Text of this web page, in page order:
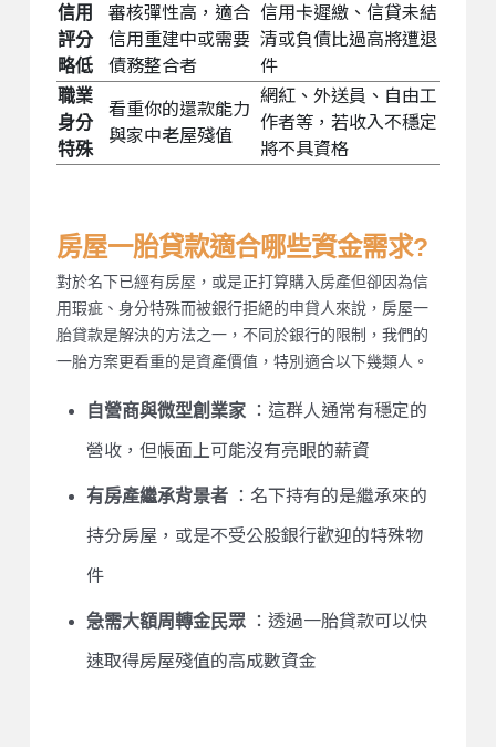
信用
評分
略低
審核彈性高，適合
信用重建中或需要
債務整合者
信用卡遲繳、信貸未結
清或負債比過高將遭退
件
職業
身分
特殊
看重你的還款能力
與家中老屋殘值
網紅、外送員、自由工
作者等，若收入不穩定
將不具資格
房屋一胎貸款適合哪些資金需求?
對於名下已經有房屋，或是正打算購入房產但卻因為信
用瑕疵、身分特殊而被銀行拒絕的申貸人來說，房屋一
胎貸款是解決的方法之一，不同於銀行的限制，我們的
一胎方案更看重的是資產價值，特別適合以下幾類人。
自營商與微型創業家：這群人通常有穩定的
營收，但帳面上可能沒有亮眼的薪資
有房產繼承背景者：名下持有的是繼承來的
持分房屋，或是不受公股銀行歡迎的特殊物
件
急需大額周轉金民眾：透過一胎貸款可以快
速取得房屋殘值的高成數資金